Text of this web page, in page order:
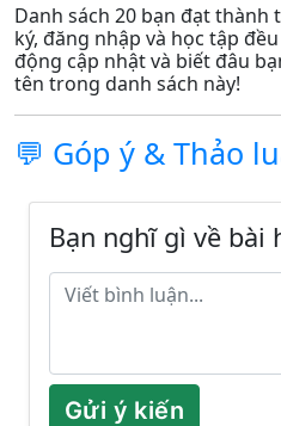
Danh sách 20 bạn đạt thành
ký, đăng nhập và học tập
động cập nhật và biết đâu
tên trong danh sách này!
💬 Góp ý & Thảo
Bạn nghĩ gì về bài
Gửi ý kiến